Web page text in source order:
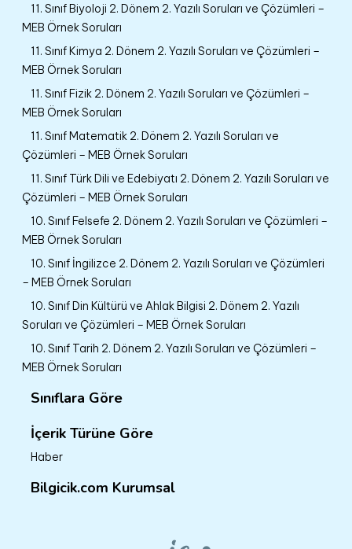
11. Sınıf Biyoloji 2. Dönem 2. Yazılı Soruları ve Çözümleri –
MEB Örnek Soruları
11. Sınıf Kimya 2. Dönem 2. Yazılı Soruları ve Çözümleri –
MEB Örnek Soruları
11. Sınıf Fizik 2. Dönem 2. Yazılı Soruları ve Çözümleri –
MEB Örnek Soruları
11. Sınıf Matematik 2. Dönem 2. Yazılı Soruları ve
Çözümleri – MEB Örnek Soruları
11. Sınıf Türk Dili ve Edebiyatı 2. Dönem 2. Yazılı Soruları ve
Çözümleri – MEB Örnek Soruları
10. Sınıf Felsefe 2. Dönem 2. Yazılı Soruları ve Çözümleri –
MEB Örnek Soruları
10. Sınıf İngilizce 2. Dönem 2. Yazılı Soruları ve Çözümleri
– MEB Örnek Soruları
10. Sınıf Din Kültürü ve Ahlak Bilgisi 2. Dönem 2. Yazılı
Soruları ve Çözümleri – MEB Örnek Soruları
10. Sınıf Tarih 2. Dönem 2. Yazılı Soruları ve Çözümleri –
MEB Örnek Soruları
Sınıflara Göre
İçerik Türüne Göre
Haber
Bilgicik.com Kurumsal